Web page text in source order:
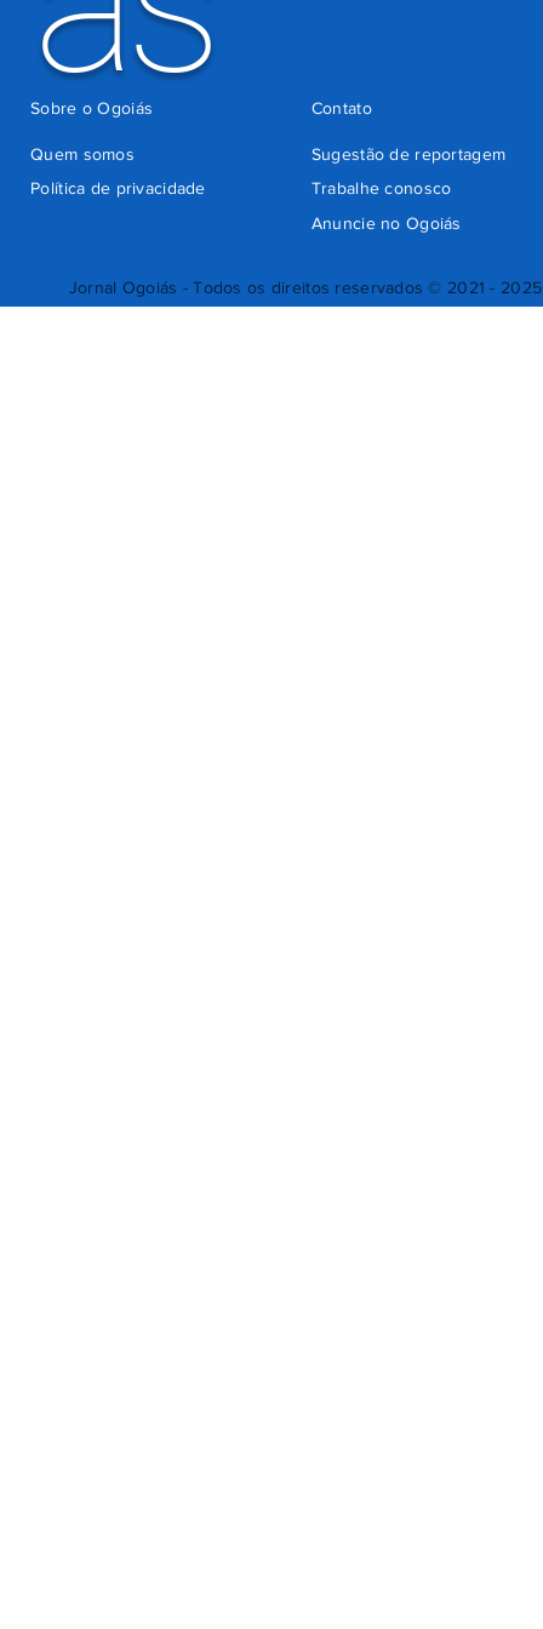
Jornal Ogoiás - Todos os direitos reservados © 2021 - 2025
Quem somos
Sugestão de reportagem
Trabalhe conosco
Política de privacidade
Anuncie no Ogoiás
Contato
Sobre o Ogoiás